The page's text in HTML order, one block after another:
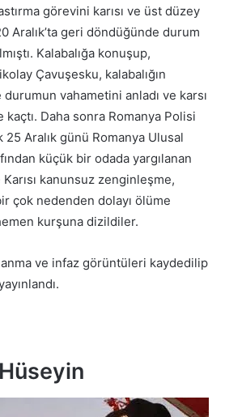
görevini karısı ve üst düzey
Aralık’ta geri döndüğünde durum
Kalabalığa konuşup,
Çavuşesku, kalabalığın
durumun vahametini anladı ve karsı
Daha sonra Romanya Polisi
25 Aralık günü Romanya Ulusal
küçük bir odada yargılanan
kanunsuz zenginleşme,
çok nedenden dolayı ölüme
kurşuna dizildiler.
ve infaz görüntüleri kaydedilip